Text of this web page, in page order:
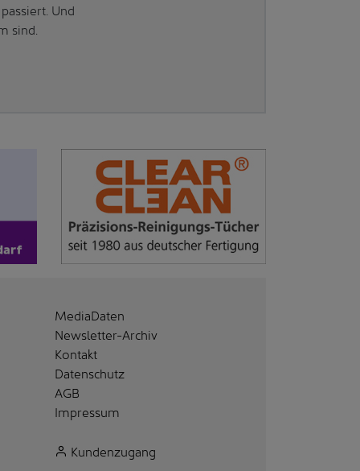
Und
sind.
MediaDaten
Newsletter-Archiv
Kontakt
Datenschutz
AGB
Impressum
Kundenzugang